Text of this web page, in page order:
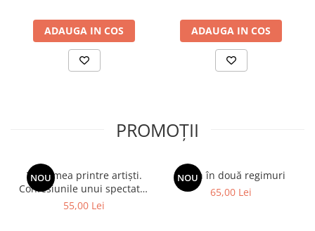
ADAUGA IN COS ADAUGA IN COS
PROMOȚII
NOU
Viața mea printre artiști.
Confesiunile unui spectator
fidel
55,00 Lei
NOU
Spion în două regimuri
65,00 Lei